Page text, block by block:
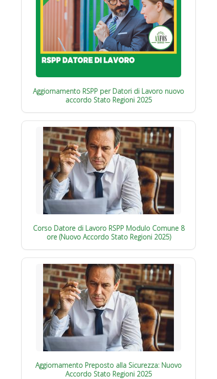
Aggiornamento RSPP per Datori di Lavoro nuovo
accordo Stato Regioni 2025
Corso Datore di Lavoro RSPP Modulo Comune 8
ore (Nuovo Accordo Stato Regioni 2025)
Aggiornamento Preposto alla Sicurezza: Nuovo
Accordo Stato Regioni 2025